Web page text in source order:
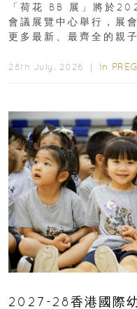
「荷花 BB 展」將於
會議展覽中心舉行，展
更多最新、最齊全的親
28th July, 2026 ｜ In
2027-28香港國際